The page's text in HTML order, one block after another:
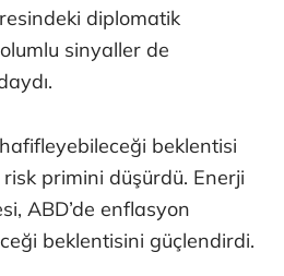
diplomatik
sinyaller de
beklentisi
primini düşürdü. Enerji
ABD’de enflasyon
beklentisini güçlendirdi.